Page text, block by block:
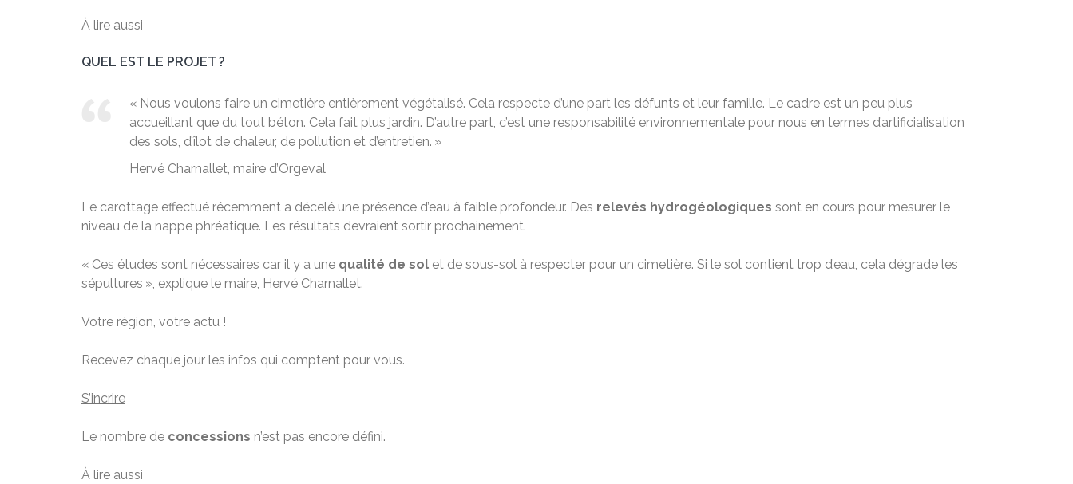
À lire aussi
QUEL EST LE PROJET ?
« Nous voulons faire un cimetière entièrement végétalisé. Cela respecte d’une part les défunts et leur famille. Le cadre est un peu plus
accueillant que du tout béton. Cela fait plus jardin. D’autre part, c’est une responsabilité environnementale pour nous en termes d’artificialisation
des sols, d’îlot de chaleur, de pollution et d’entretien. »
Hervé Charnallet, maire d’Orgeval
Le carottage effectué récemment a décelé une présence d’eau à faible profondeur. Des relevés hydrogéologiques sont en cours pour mesurer le
niveau de la nappe phréatique. Les résultats devraient sortir prochainement.
« Ces études sont nécessaires car il y a une qualité de sol et de sous-sol à respecter pour un cimetière. Si le sol contient trop d’eau, cela dégrade les
sépultures », explique le maire, Hervé Charnallet.
Votre région, votre actu !
Recevez chaque jour les infos qui comptent pour vous.
S’incrire
Le nombre de concessions n’est pas encore défini.
À lire aussi